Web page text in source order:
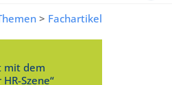
> Fachartikel
mit dem
Szene“